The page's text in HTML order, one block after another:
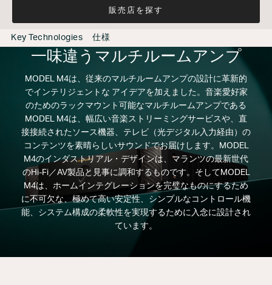
販売店を探す
Key Technologies 仕様
一味違うマルチルームアンプ
MODEL M4は、従来のマルチルームアンプの設計に革新的
でインテリジェントな アイデアを加えました。音楽愛好家
のためのラックマウント可能なマルチルームアンプである
MODEL M4は、幅広い音楽ストリーミングサービスや、直
接接続されたソース機器、テレビ（光デジタル入力経由）の
コンテンツを素晴らしいサウンドでお届けします。MODEL
M4のインダストリアル・デザインは、マランツの最新世代
のHi-Fi／AV製品と見事に調和するものです。そしてMODEL
M4は、ホームインテグレーションを完璧なものにするため
に不可欠な、極めて高い安定性、シンプルなコントロール機
能、システム構成の柔軟性を実現するために入念に設計され
ています。